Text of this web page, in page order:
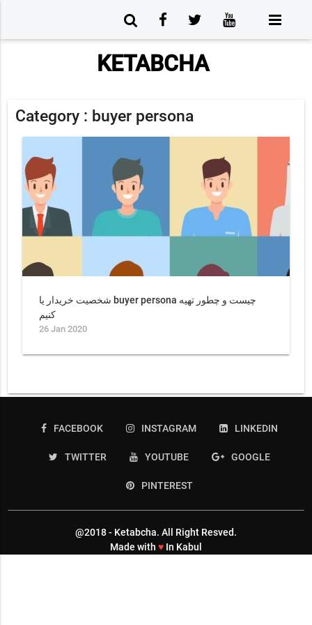
KETABCHA
Category : buyer persona
شخصیت خریدار یا buyer persona چیست و چطور تهیه
کنیم
26 Jan 2020
FACEBOOK INSTAGRAM LINKEDIN
TWITTER YOUTUBE GOOGLE
PINTEREST
@2018 - Ketabcha. All Right Resved.
Made with ♥ In Kabul